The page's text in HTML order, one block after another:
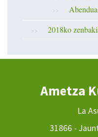
Abendua
2018ko
Ametza
La
31866 -